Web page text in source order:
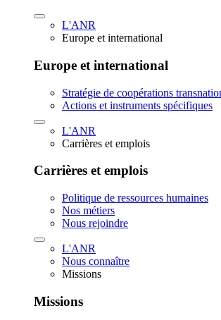
L'ANR
Europe et international
Europe et international
Stratégie de coopérations
Actions et instruments spécifiques
L'ANR
Carrières et emplois
Carrières et emplois
Politique de ressources humaines
Nos métiers
Nous rejoindre
L'ANR
Nous connaître
Missions
Missions